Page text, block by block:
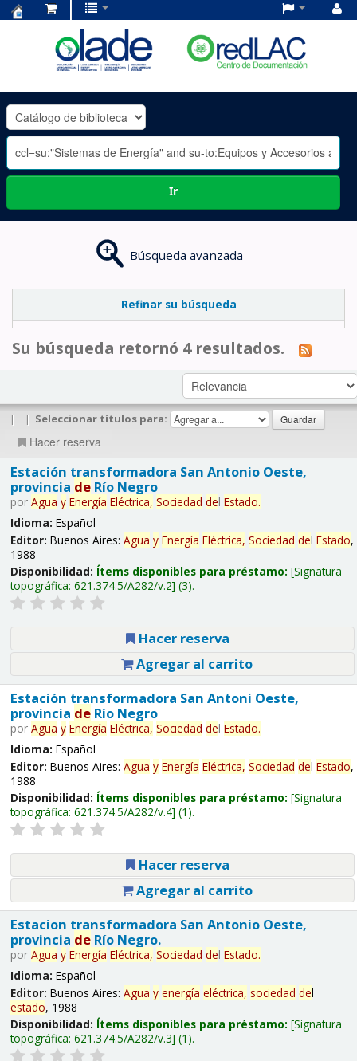
OLADE
-
Ir
Búsqueda avanzada
Refinar su búsqueda
Su búsqueda retornó 4 resultados.
| | Seleccionar títulos para:
Hacer reserva
Estación transformadora San Antonio Oeste,
provincia deRío Negro
por Agua y Energía Eléctrica, Sociedad del Estado.
Idioma: Español
Editor: Buenos Aires: Agua y Energía Eléctrica, Sociedad del Estado,
1988
Disponibilidad: Ítems disponibles para préstamo: Signatura
topográfica: 621.374.5/A282/v.2 (3).
Hacer reserva
Agregar al carrito
Estación transformadora San Antoni Oeste,
provincia deRío Negro
por Agua y Energía Eléctrica, Sociedad del Estado.
Idioma: Español
Editor: Buenos Aires: Agua y Energía Eléctrica, Sociedad del Estado,
1988
Disponibilidad: Ítems disponibles para préstamo: Signatura
topográfica: 621.374.5/A282/v.4 (1).
Hacer reserva
Agregar al carrito
Estacion transformadora San Antonio Oeste,
provincia deRío Negro.
por Agua y Energía Eléctrica, Sociedad del Estado.
Idioma: Español
Editor: Buenos Aires: Agua y energía eléctrica, sociedad del
estado, 1988
Disponibilidad: Ítems disponibles para préstamo: Signatura
topográfica: 621.374.5/A282/v.3 (1).